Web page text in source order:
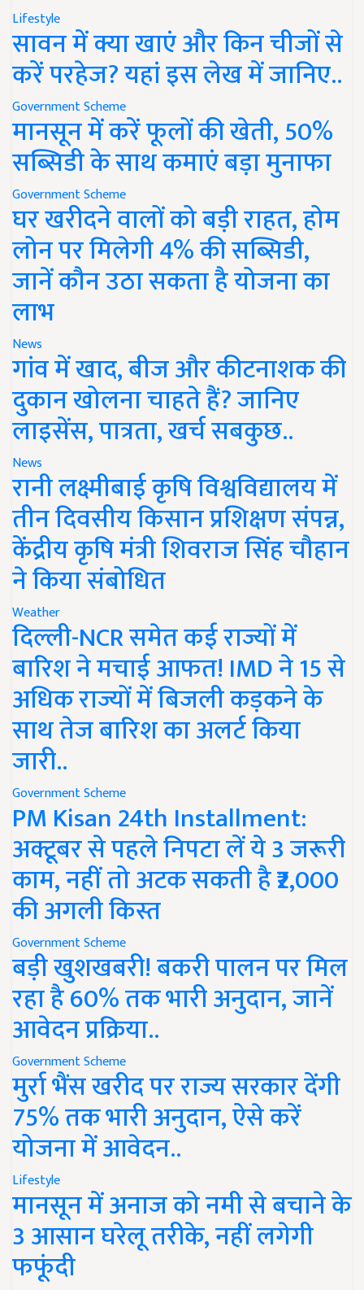
Lifestyle
सावन में क्या खाएं और किन चीजों से
करें परहेज? यहां इस लेख में जानिए..
Government Scheme
मानसून में करें फूलों की खेती, 50%
सब्सिडी के साथ कमाएं बड़ा मुनाफा
Government Scheme
घर खरीदने वालों को बड़ी राहत, होम
लोन पर मिलेगी 4% की सब्सिडी,
जानें कौन उठा सकता है योजना का
लाभ
News
गांव में खाद, बीज और कीटनाशक की
दुकान खोलना चाहते हैं? जानिए
लाइसेंस, पात्रता, खर्च सबकुछ..
News
रानी लक्ष्मीबाई कृषि विश्वविद्यालय में
तीन दिवसीय किसान प्रशिक्षण संपन्न,
केंद्रीय कृषि मंत्री शिवराज सिंह चौहान
ने किया संबोधित
Weather
दिल्ली-NCR समेत कई राज्यों में
बारिश ने मचाई आफत! IMD ने 15 से
अधिक राज्यों में बिजली कड़कने के
साथ तेज बारिश का अलर्ट किया
जारी..
Government Scheme
PM Kisan 24th Installment:
अक्टूबर से पहले निपटा लें ये 3 जरूरी
काम, नहीं तो अटक सकती है ₹2,000
की अगली किस्त
Government Scheme
बड़ी खुशखबरी! बकरी पालन पर मिल
रहा है 60% तक भारी अनुदान, जानें
आवेदन प्रक्रिया..
Government Scheme
मुर्रा भैंस खरीद पर राज्य सरकार देंगी
75% तक भारी अनुदान, ऐसे करें
योजना में आवेदन..
Lifestyle
मानसून में अनाज को नमी से बचाने के
3 आसान घरेलू तरीके, नहीं लगेगी
फफूंदी